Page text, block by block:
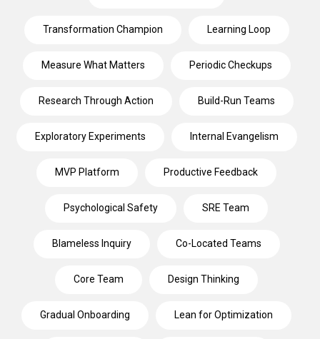
Transformation Champion Learning Loop
Measure What Matters Periodic Checkups
Research Through Action Build-Run Teams
Exploratory Experiments Internal Evangelism
MVP Platform Productive Feedback
Psychological Safety SRE Team
Blameless Inquiry Co-Located Teams
Core Team Design Thinking
Gradual Onboarding Lean for Optimization